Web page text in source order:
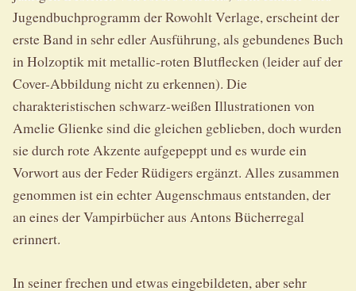
Jugendbuchprogramm der Rowohlt Verlage, erscheint der
erste Band in sehr edler Ausführung, als gebundenes Buch
in Holzoptik mit metallic-roten Blutflecken (leider auf der
Cover-Abbildung nicht zu erkennen). Die
charakteristischen schwarz-weißen Illustrationen von
Amelie Glienke sind die gleichen geblieben, doch wurden
sie durch rote Akzente aufgepeppt und es wurde ein
Vorwort aus der Feder Rüdigers ergänzt. Alles zusammen
genommen ist ein echter Augenschmaus entstanden, der
an eines der Vampirbücher aus Antons Bücherregal
erinnert.
In seiner frechen und etwas eingebildeten, aber sehr